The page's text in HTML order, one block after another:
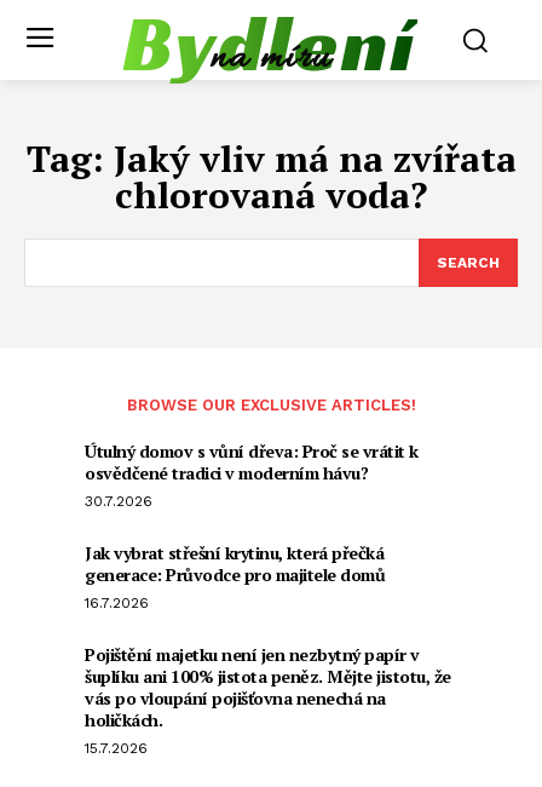
Bydlení
na míru
Tag: Jaký vliv má na zvířata
chlorovaná voda?
SEARCH
BROWSE OUR EXCLUSIVE ARTICLES!
Útulný domov s vůní dřeva: Proč se vrátit k
osvědčené tradici v moderním hávu?
30.7.2026
Jak vybrat střešní krytinu, která přečká
generace: Průvodce pro majitele domů
16.7.2026
Pojištění majetku není jen nezbytný papír v
šuplíku ani 100% jistota peněz. Mějte jistotu, že
vás po vloupání pojišťovna nenechá na
holičkách.
15.7.2026